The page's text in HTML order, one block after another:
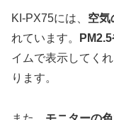
KI-PX75には、 空気
れています。
イムで表示してく
ります。